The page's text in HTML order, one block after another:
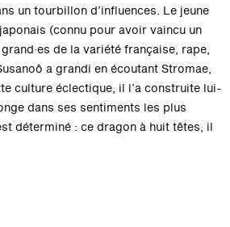
un tourbillon d’influences. Le jeune
(connu pour avoir vaincu un
de la variété française, rape,
a grandi en écoutant Stromae,
culture éclectique, il l’a construite lui-
dans ses sentiments les plus
déterminé : ce dragon à huit têtes, il